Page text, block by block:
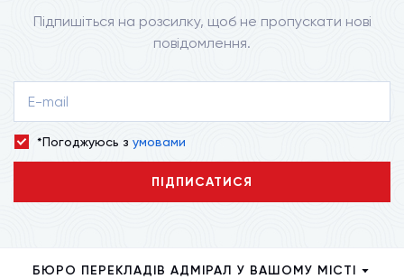
Підпишіться на розсилку, щоб не пропускати нові
повідомлення.
*Погоджуюсь з умовами
ПІДПИСАТИСЯ
БЮРО ПЕРЕКЛАДІВ АДМІРАЛ У ВАШОМУ МІСТІ